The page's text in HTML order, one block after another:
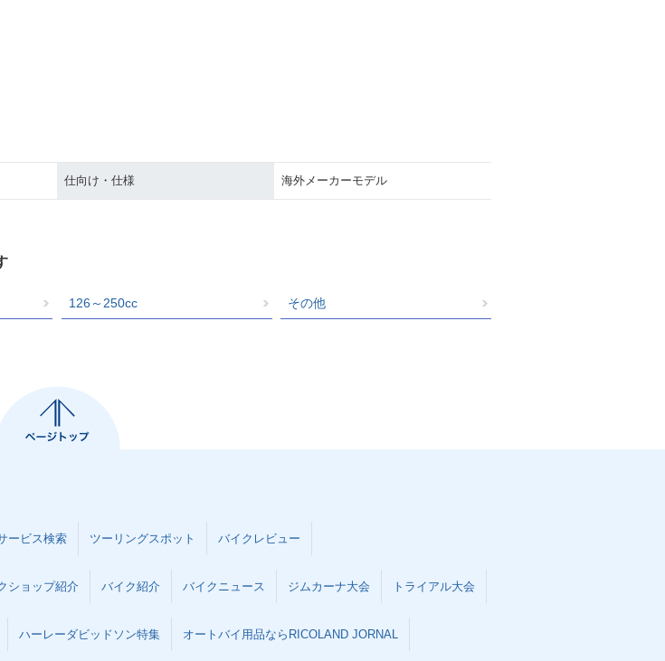
仕向け・仕様 海外メーカーモデル
126～250cc その他
ービス検索 ツーリングスポット バイクレビュー
ショップ紹介 バイク紹介 バイクニュース ジムカーナ大会 トライアル大会
ハーレーダビッドソン特集 オートバイ用品ならRICOLAND JORNAL